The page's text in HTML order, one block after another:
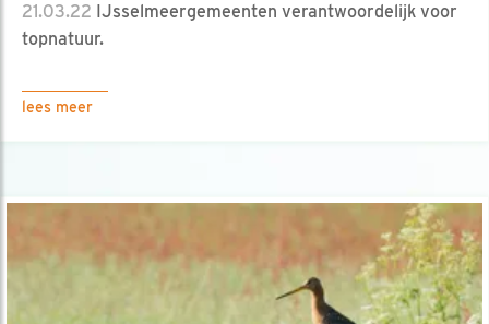
21.03.22 IJsselmeergemeenten verantwoordelijk voor
topnatuur.
lees meer